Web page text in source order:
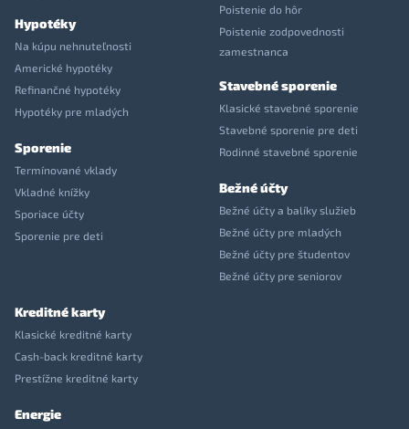
Hypotéky
Na kúpu nehnuteľnosti
Americké hypotéky
Refinančné hypotéky
Hypotéky pre mladých
Sporenie
Termínované vklady
Vkladné knížky
Sporiace účty
Sporenie pre deti
Poistenie do hôr
Poistenie zodpovednosti
zamestnanca
Stavebné sporenie
Klasické stavebné sporenie
Stavebné sporenie pre deti
Rodinné stavebné sporenie
Bežné účty
Bežné účty a balíky služieb
Bežné účty pre mladých
Bežné účty pre študentov
Bežné účty pre seniorov
Kreditné karty
Klasické kreditné karty
Cash-back kreditné karty
Prestížne kreditné karty
Energie